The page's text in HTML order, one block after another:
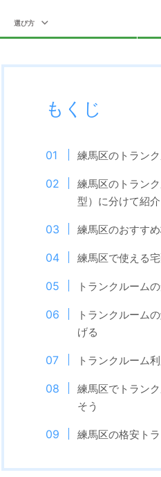
選び方
もくじ
練馬区のトラン
練馬区のトラン
型）に分けて紹介
練馬区のおすす
練馬区で使える
トランクルーム
トランクルーム
げる
トランクルーム
練馬区でトラン
そう
練馬区の格安ト